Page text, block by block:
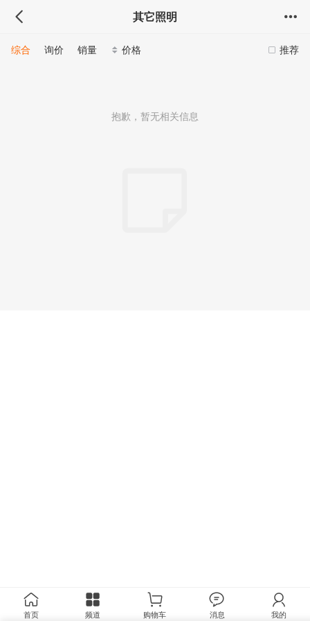
其它照明
推荐
综合 询价 销量 价格
抱歉，暂无相关信息
首页 频道 购物车 消息 我的